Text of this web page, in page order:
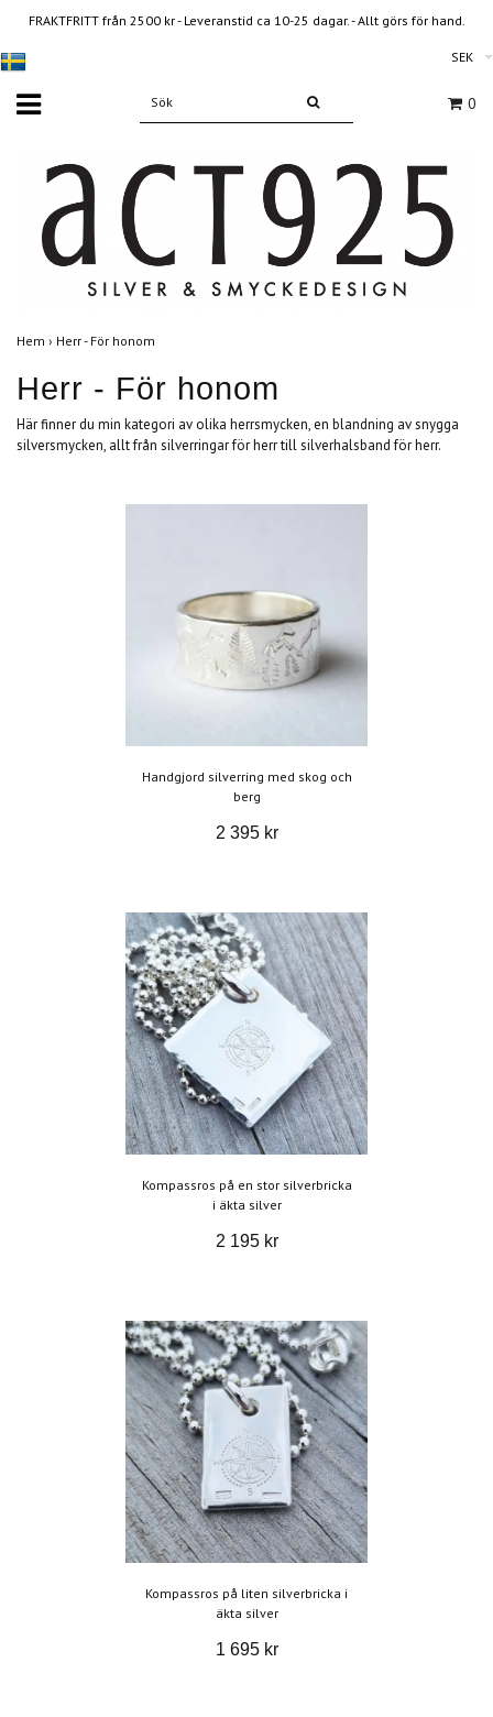
FRAKTFRITT från 2500 kr - Leveranstid ca 10-25 dagar. - Allt görs för hand.
SEK
0
Hem › Herr - För honom
Herr - För honom
Här finner du min kategori av olika herrsmycken, en blandning av snygga
silversmycken, allt från silverringar för herr till silverhalsband för herr.
Handgjord silverring med skog och
berg
2 395 kr
Kompassros på en stor silverbricka
i äkta silver
2 195 kr
Kompassros på liten silverbricka i
äkta silver
1 695 kr